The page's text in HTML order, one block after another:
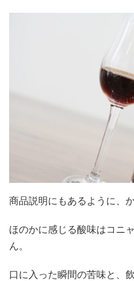
商品説明にもあるように、
ほのかに感じる酸味はコニ
ん。
口に入った瞬間の苦味と、